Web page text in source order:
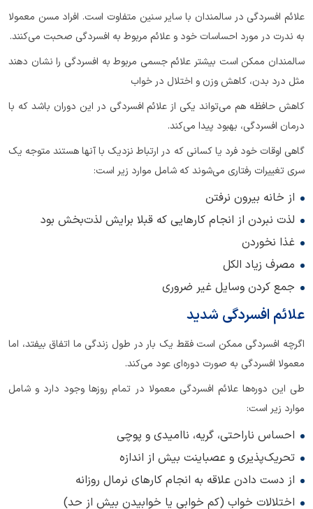
علائم افسردگی در سالمندان با سایر سنین متفاوت است. افراد مسن معمولا
به ندرت در مورد احساسات خود و علائم مربوط به افسردگی صحبت می‌کنند.
سالمندان ممکن است بیشتر علائم جسمی مربوط به افسردگی را نشان دهند
مثل درد بدن، کاهش وزن و اختلال در خواب
کاهش حافظه هم می‌تواند یکی از علائم افسردگی در این دوران باشد که با
درمان افسردگی، بهبود پیدا می‌کند.
گاهی اوقات خود فرد یا کسانی که در ارتباط نزدیک با آنها هستند متوجه یک
سری تغییرات رفتاری می‌شوند که شامل موارد زیر است:
از خانه بیرون نرفتن
لذت نبردن از انجام کارهایی که قبلا برایش لذت‌بخش بود
غذا نخوردن
مصرف زیاد الکل
جمع کردن وسایل غیر ضروری
علائم افسردگی شدید
اگرچه افسردگی ممکن است فقط یک بار در طول زندگی ما اتفاق بیفتد، اما
معمولا افسردگی به صورت دوره‌ای عود می‌کند.
طی این دوره‌ها علائم افسردگی معمولا در تمام روزها وجود دارد و شامل
موارد زیر است:
احساس ناراحتی، گریه، ناامیدی و پوچی
تحریک‌پذیری و عصباینت بیش از اندازه
از دست دادن علاقه به انجام کارهای نرمال روزانه
اختلالات خواب (کم خوابی یا خوابیدن بیش از حد)